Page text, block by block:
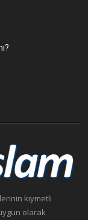
kıymetli
olarak